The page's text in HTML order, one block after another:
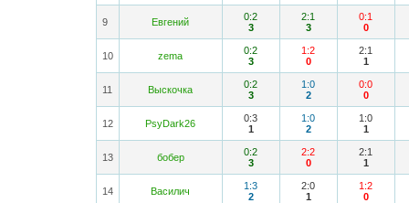
9 Евгений
0:2
3
2:1
3
0:1
0
10 zema
0:2
3
1:2
0
2:1
1
11 Выскочка
0:2
3
1:0
2
0:0
0
12 PsyDark26
0:3
1
1:0
2
1:0
1
13 бобер
0:2
3
2:2
0
2:1
1
14 Василич
1:3
2
2:0
1
1:2
0